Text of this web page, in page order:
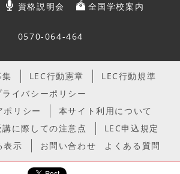
資格説明会 全国学校案内
0570-064-464
集 LEC行動憲章
LEC行動規準
ライバシーポリシー
ポリシー
本サイト利用について
講に際しての注意点
LEC申込規定
表示
お問い合わせ よくある質問